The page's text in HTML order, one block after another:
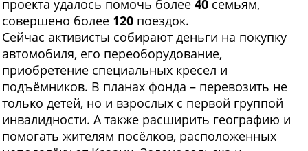
проекта удалось помочь более 40 семьям,
совершено более 120 поездок.
Сейчас активисты собирают деньги на покупку
автомобиля, его переоборудование,
приобретение специальных кресел и
подъёмников. В планах фонда – перевозить не
только детей, но и взрослых с первой группой
инвалидности. А также расширить географию и
помогать жителям посёлков, расположенных